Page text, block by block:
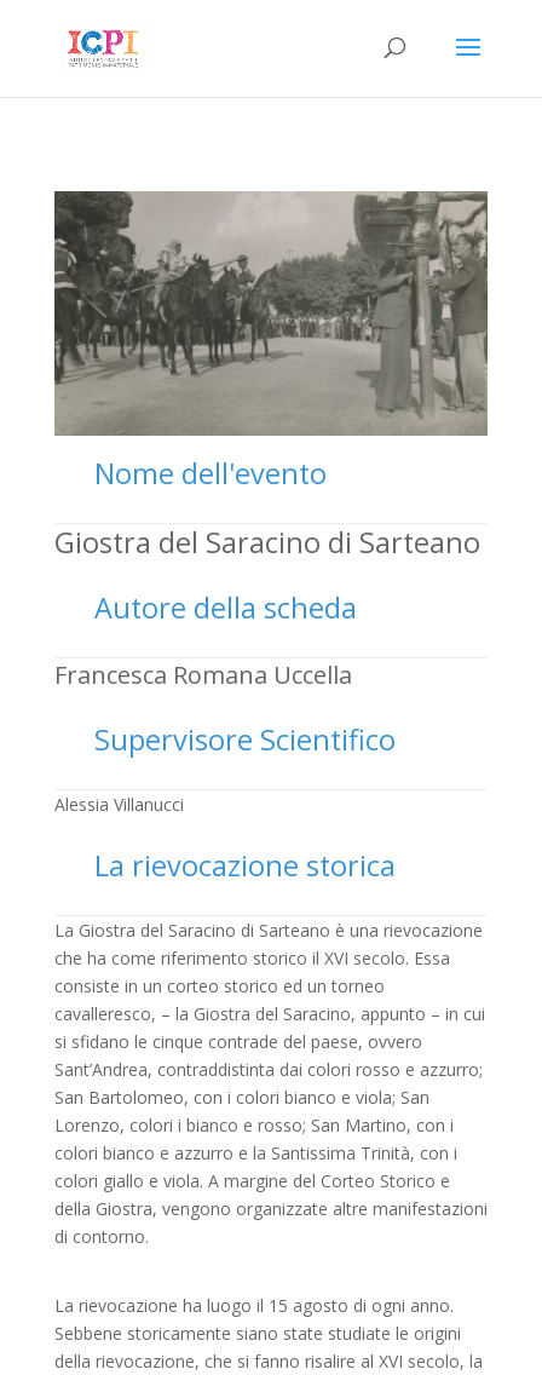
Nome dell'evento
Giostra del Saracino di Sarteano
Autore della scheda
Francesca Romana Uccella
Supervisore Scientifico
Alessia Villanucci
La rievocazione storica
La Giostra del Saracino di Sarteano è una rievocazione
che ha come riferimento storico il XVI secolo. Essa
consiste in un corteo storico ed un torneo
cavalleresco, – la Giostra del Saracino, appunto – in cui
si sfidano le cinque contrade del paese, ovvero
Sant’Andrea, contraddistinta dai colori rosso e azzurro;
San Bartolomeo, con i colori bianco e viola; San
Lorenzo, colori i bianco e rosso; San Martino, con i
colori bianco e azzurro e la Santissima Trinità, con i
colori giallo e viola. A margine del Corteo Storico e
della Giostra, vengono organizzate altre manifestazioni
di contorno.
La rievocazione ha luogo il 15 agosto di ogni anno.
Sebbene storicamente siano state studiate le origini
della rievocazione, che si fanno risalire al XVI secolo, la